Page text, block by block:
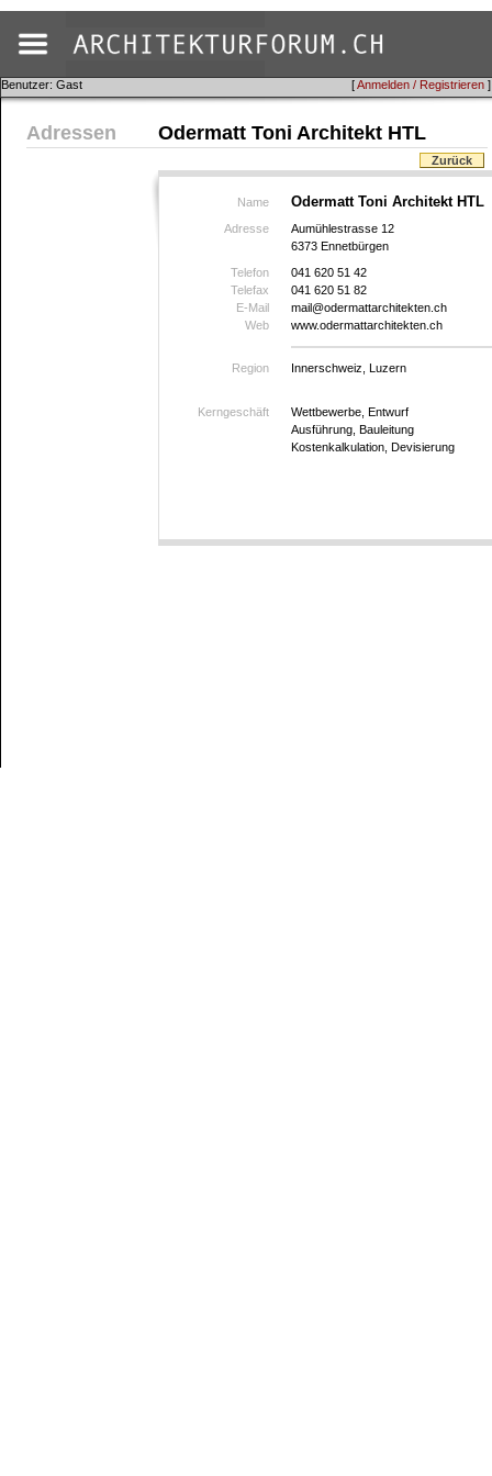
[Anmelden / Registrieren ]
Benutzer: Gast
Adressen Odermatt Toni Architekt HTL
Zurück
Name Odermatt Toni Architekt HTL
Adresse
Aumühlestrasse 12
6373 Ennetbürgen
Telefon
041 620 51 42
Telefax
041 620 51 82
E-Mail
mail@odermattarchitekten.ch
Web
www.odermattarchitekten.ch
Region Innerschweiz, Luzern
Kerngeschäft
Wettbewerbe, Entwurf
Ausführung, Bauleitung
Kostenkalkulation, Devisierung